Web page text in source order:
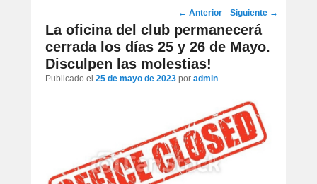
Navegación
por
los
artículos
← Anterior Siguiente →
La oficina del club permanecerá
cerrada los días 25 y 26 de Mayo.
Disculpen las molestias!
Publicado el 25 de mayo de 2023 por admin